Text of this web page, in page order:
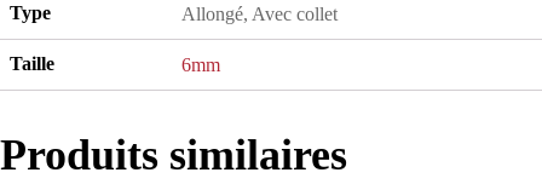
Type Allongé, Avec collet
Taille 6mm
Produits similaires